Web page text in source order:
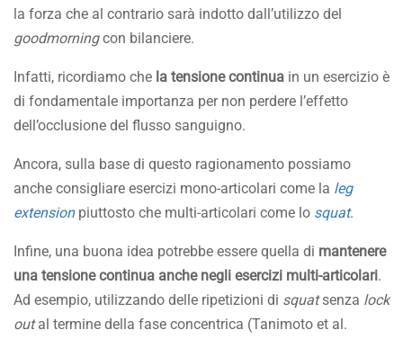
la forza che al contrario sarà indotto dall’utilizzo del
goodmorningcon bilanciere.
Infatti, ricordiamo che la tensione continua in un esercizio è
di fondamentale importanza per non perdere l’effetto
dell’occlusione del flusso sanguigno.
Ancora, sulla base di questo ragionamento possiamo
anche consigliare esercizi mono-articolari come la leg
extensionpiuttosto che multi-articolari come lo squat.
Infine, una buona idea potrebbe essere quella di mantenere
una tensione continua anche negli esercizi multi-articolari.
Ad esempio, utilizzando delle ripetizioni di squatsenza lock
outal termine della fase concentrica (Tanimoto et al.